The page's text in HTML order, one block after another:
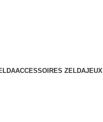
ACCESSOIRES ZELDA